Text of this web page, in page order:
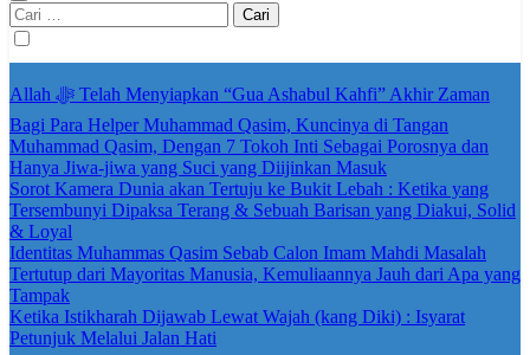
Cari
untuk:
Allah ﷻ Telah Menyiapkan “Gua Ashabul Kahfi” Akhir Zaman
Bagi Para Helper Muhammad Qasim, Kuncinya di Tangan
Muhammad Qasim, Dengan 7 Tokoh Inti Sebagai Porosnya dan
Hanya Jiwa-jiwa yang Suci yang Diijinkan Masuk
Sorot Kamera Dunia akan Tertuju ke Bukit Lebah : Ketika yang
Tersembunyi Dipaksa Terang & Sebuah Barisan yang Diakui, Solid
& Loyal
Identitas Muhammas Qasim Sebab Calon Imam Mahdi Masalah
Tertutup dari Mayoritas Manusia, Kemuliaannya Jauh dari Apa yang
Tampak
Ketika Istikharah Dijawab Lewat Wajah (kang Diki) : Isyarat
Petunjuk Melalui Jalan Hati